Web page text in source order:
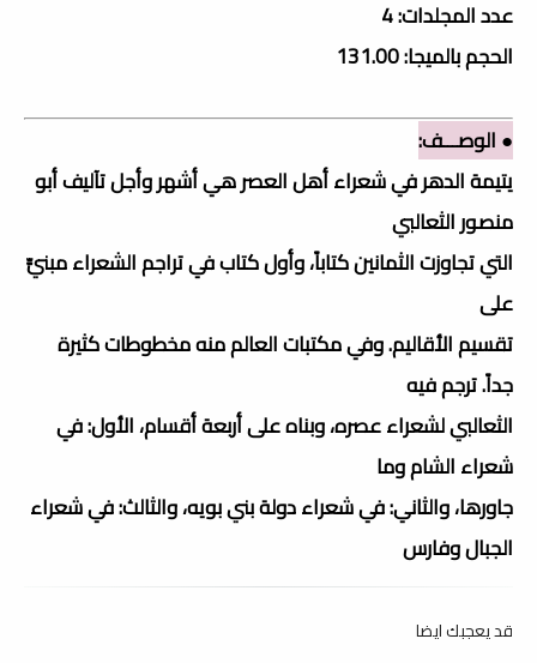
عدد المجلدات: 4
الحجم بالميجا: 131.00
● الوصـــف:
يتيمة الدهر في شعراء أهل العصر هي أشهر وأجل تآليف أبو
منصور الثعالبي
التي تجاوزت الثمانين كتاباً، وأول كتاب في تراجم الشعراء مبنيٍّ
على
تقسيم الأقاليم. وفي مكتبات العالم منه مخطوطات كثيرة
جداً. ترجم فيه
الثعالبي لشعراء عصره، وبناه على أربعة أقسام، الأول: في
شعراء الشام وما
جاورها، والثاني: في شعراء دولة بني بويه، والثالث: في شعراء
الجبال وفارس
قد يعجبك ايضا